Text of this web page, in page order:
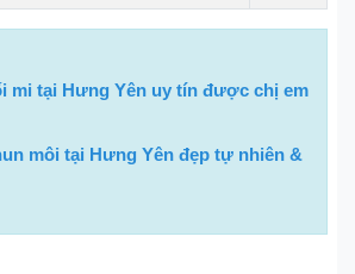
mi tại Hưng Yên uy tín được chị em
môi tại Hưng Yên đẹp tự nhiên &